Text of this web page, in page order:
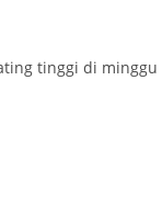
tinggi di minggu